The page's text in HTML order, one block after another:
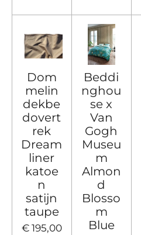
Dom
melin
dekbe
dovert
rek
Dream
liner
katoe
n
satijn
taupe
€ 195,00
Beddi
nghou
se x
Van
Gogh
Museu
m
Almon
d
Blosso
m
Blue